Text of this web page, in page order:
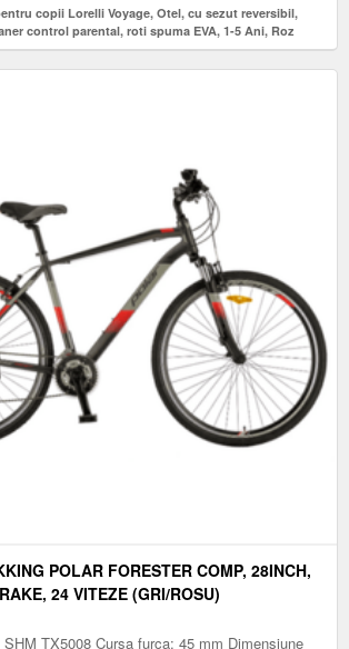
copii Lorelli Voyage, Otel, cu sezut reversibil,
control parental, roti spuma EVA, 1-5 Ani, Roz
POLAR FORESTER COMP, 28INCH,
24 VITEZE (GRI/ROSU)
TX5008 Cursa furca: 45 mm Dimensiune